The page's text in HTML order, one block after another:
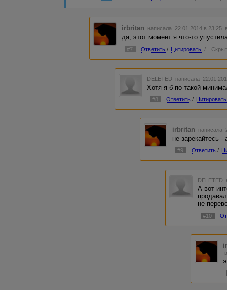
irbritan написала 22.01.2014 в 23:25
да, этот момент я что-то
#7 Ответить / Цитировать /
DELETED написала
Хотя я б по такой
#8 Ответить / Цитировать
irbritan написала
не зарекайтесь
#9 Ответить /
DELETED
А вот
не
#10